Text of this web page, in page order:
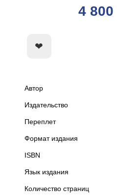
4 800
Автор
Издательство
Переплет
Формат издания
ISBN
Язык издания
Количество страниц